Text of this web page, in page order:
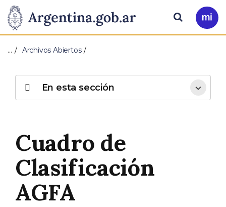
Presidencia
de
Nación
Pasar al contenido principal
Ir
a
Buscar
… Archivos Abiertos
Cuadro de
Clasificación
AGFA
En esta sección